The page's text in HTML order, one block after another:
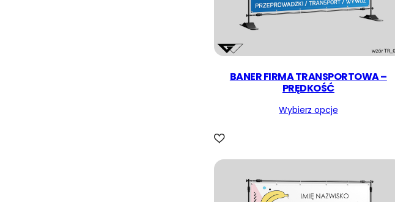
BANER FIRMA TRANSPORTOWA –
PRĘDKOŚĆ
Wybierz opcje